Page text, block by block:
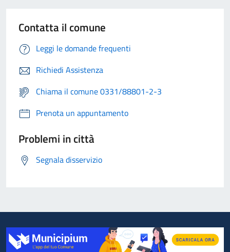
Contatta il comune
Leggi le domande frequenti
Richiedi Assistenza
Chiama il comune 0331/88801-2-3
Prenota un appuntamento
Problemi in città
Segnala disservizio